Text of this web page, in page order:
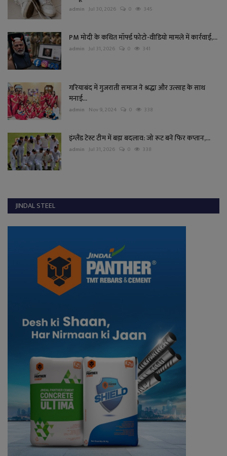
admin Jul 30, 2026 0 345
PM मोदी के कथित मॉर्फ्ड फोटो-वीडियो मामले में कार्रवाई,...
admin Jul 31, 2026 0 341
गरियाबंद में गुजराती समाज ने श्रद्धा और उत्साह के साथ
मनाई...
admin Nov 9, 2024 0 338
इंग्लैंड टेस्ट टीम में बड़ा बदलाव: जो रूट बने फिर कप्तान,...
admin Jul 31, 2026 0 338
JINDAL STEEL